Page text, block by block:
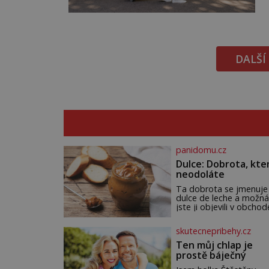
panidomu.cz
Dulce: Dobrota,
neodoláte
Ta dobrota se jmenuje
dulce de leche a
jste ji objevili v
že doma připravená
ještě lepší. Název je
španělský a znamená
jednoduše „mléčná
sladkost“. Původ ovšem
skutecnepribehy.cz
Ten můj chlap je
prostě báječný